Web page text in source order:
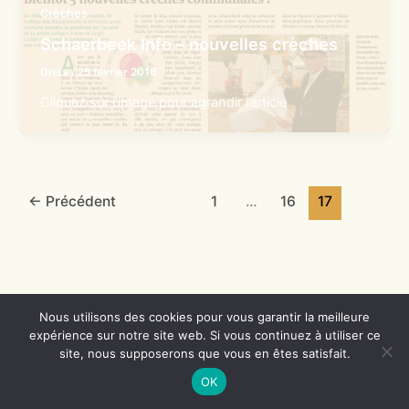
Crèches
Schaerbeek Info – nouvelles crèches
Driss/25 février 2016
Cliquez sur l’image pour agrandir l’article
← Précédent 1 … 16 17
Copyright © 2026 Crèches de Schaerbeek | Propulsé par
Thème
WordPress Astra
Nous utilisons des cookies pour vous garantir la meilleure
expérience sur notre site web. Si vous continuez à utiliser ce
site, nous supposerons que vous en êtes satisfait.
OK